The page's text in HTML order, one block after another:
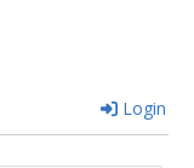
Login